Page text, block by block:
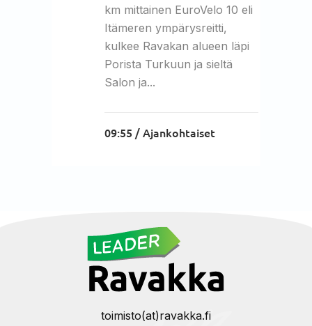
km mittainen EuroVelo 10 eli
Itämeren ympärysreitti,
kulkee Ravakan alueen läpi
Porista Turkuun ja sieltä
Salon ja...
09:55 /Ajankohtaiset
toimisto(at)ravakka.fi